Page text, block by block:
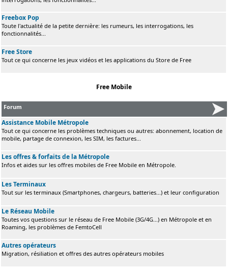
Freebox Pop
Toute l'actualité de la petite dernière: les rumeurs, les interrogations, les
fonctionnalités...
Free Store
Tout ce qui concerne les jeux vidéos et les applications du Store de Free
Free Mobile
Forum
Assistance Mobile Métropole
Tout ce qui concerne les problèmes techniques ou autres: abonnement, location de
mobile, partage de connexion, les SIM, les factures...
Les offres & forfaits de la Métropole
Infos et aides sur les offres mobiles de Free Mobile en Métropole.
Les Terminaux
Tout sur les terminaux (Smartphones, chargeurs, batteries...) et leur configuration
Le Réseau Mobile
Toutes vos questions sur le réseau de Free Mobile (3G/4G...) en Métropole et en
Roaming, les problèmes de FemtoCell
Autres opérateurs
Migration, résiliation et offres des autres opérateurs mobiles